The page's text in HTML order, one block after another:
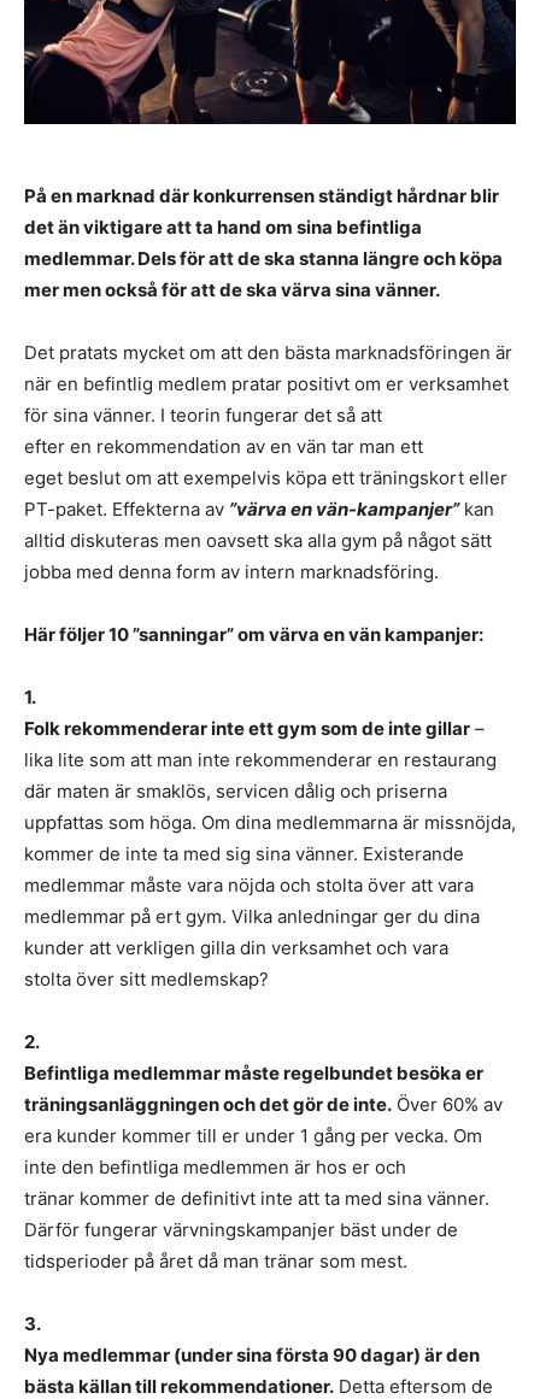
På en marknad där konkurrensen ständigt hårdnar blir
det än viktigare att ta hand om sina befintliga
medlemmar. Dels för att de ska stanna längre och köpa
mer men också för att de ska värva sina vänner.
Det pratats mycket om att den bästa marknadsföringen är
när en befintlig medlem pratar positivt om er verksamhet
för sina vänner. I teorin fungerar det så att
efter en rekommendation av en vän tar man ett
eget beslut om att exempelvis köpa ett träningskort eller
PT-paket. Effekterna av ”värva en vän-kampanjer”kan
alltid diskuteras men oavsett ska alla gym på något sätt
jobba med denna form av intern marknadsföring.
Här följer 10 ”sanningar” om värva en vän kampanjer:
1.
Folk rekommenderar inte ett gym som de inte gillar –
lika lite som att man inte rekommenderar en restaurang
där maten är smaklös, servicen dålig och priserna
uppfattas som höga. Om dina medlemmarna är missnöjda,
kommer de inte ta med sig sina vänner. Existerande
medlemmar måste vara nöjda och stolta över att vara
medlemmar på ert gym. Vilka anledningar ger du dina
kunder att verkligen gilla din verksamhet och vara
stolta över sitt medlemskap?
2.
Befintliga medlemmar måste regelbundet besöka er
träningsanläggningen och det gör de inte. Över 60% av
era kunder kommer till er under 1 gång per vecka. Om
inte den befintliga medlemmen är hos er och
tränar kommer de definitivt inte att ta med sina vänner.
Därför fungerar värvningskampanjer bäst under de
tidsperioder på året då man tränar som mest.
3.
Nya medlemmar (under sina första 90 dagar) är den
bästa källan till rekommendationer. Detta eftersom de